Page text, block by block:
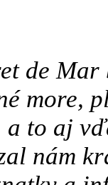
de
more,
a to aj
nám